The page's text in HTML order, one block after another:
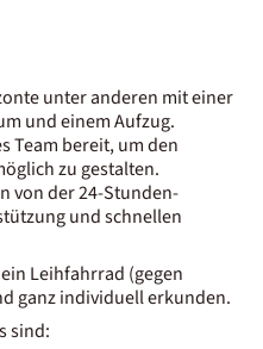
unter anderen mit einer
und einem Aufzug.
Team bereit, um den
zu gestalten.
von der 24-Stunden-
und schnellen
Leihfahrrad (gegen
ganz individuell erkunden.
sind: